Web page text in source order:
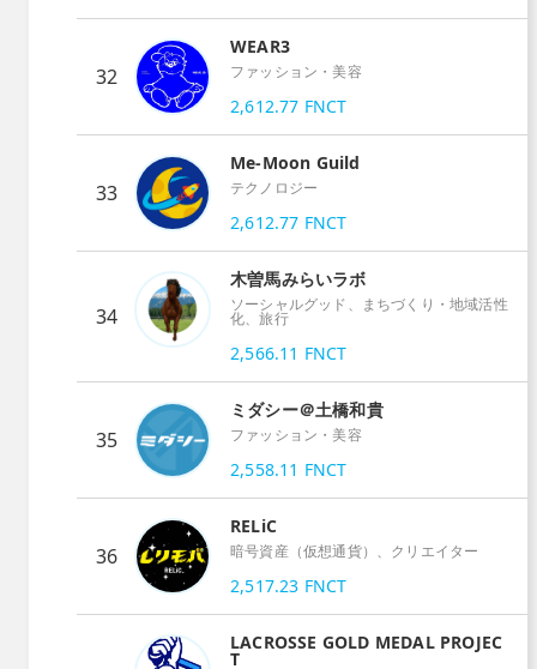
32
WEAR3
ファッション・美容
2,612.77 FNCT
33
Me-Moon Guild
テクノロジー
2,612.77 FNCT
34
木曽馬みらいラボ
ソーシャルグッド、まちづくり・地域活性
化、旅行
2,566.11 FNCT
35
ミダシー＠土橋和貴
ファッション・美容
2,558.11 FNCT
36
RELiC
暗号資産（仮想通貨）、クリエイター
2,517.23 FNCT
LACROSSE GOLD MEDAL PROJEC
T